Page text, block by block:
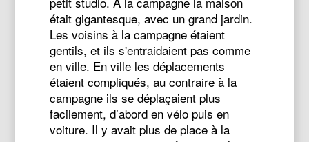
était gigantesque, avec un grand jardin.
Les voisins à la campagne étaient
gentils, et ils s'entraidaient pas comme
en ville. En ville les déplacements
étaient compliqués, au contraire à la
campagne ils se déplaçaient plus
facilement, d’abord en vélo puis en
voiture. Il y avait plus de place à la